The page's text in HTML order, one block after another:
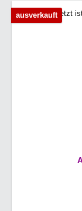
ausverkauft